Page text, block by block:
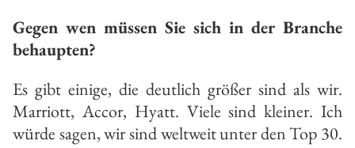
Gegen wen müssen Sie sich in der Branche
behaupten?
Es gibt einige, die deutlich größer sind als wir.
Marriott, Accor, Hyatt. Viele sind kleiner. Ich
würde sagen, wir sind weltweit unter den Top 30.